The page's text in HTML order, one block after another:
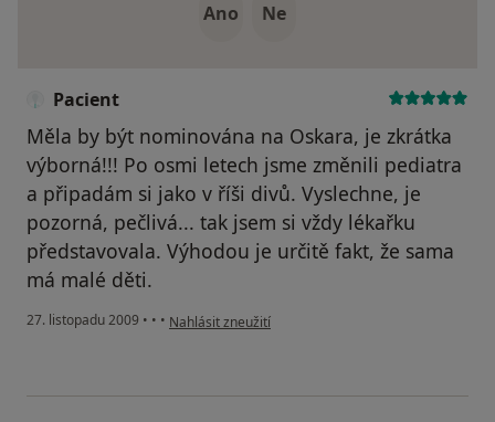
Ano Ne
Pacient
Měla by být nominována na Oskara, je zkrátka
výborná!!! Po osmi letech jsme změnili pediatra
a připadám si jako v říši divů. Vyslechne, je
pozorná, pečlivá... tak jsem si vždy lékařku
představovala. Výhodou je určitě fakt, že sama
má malé děti.
27. listopadu 2009 • • • podle názoru uživatele Pacient
Nahlásit zneužití